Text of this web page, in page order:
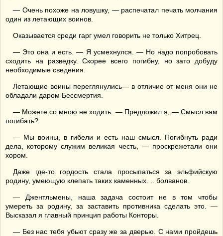
— Очень похоже на ловушку, — распечатал печать молчания
один из летающих воинов.
Оказывается среди гарг умел говорить не только Хитрец.
— Это она и есть. — Я усмехнулся. — Но надо попробовать
сходить на разведку. Скорее всего погибну, но зато добуду
необходимые сведения.
Летающие воины переглянулись— в отличие от меня они не
обладали даром Бессмертия.
— Можете со мною не ходить. — Предложил я, — Смысл вам
погибать?
— Мы воины, в гибели и есть наш смысл. Погибнуть ради
дела, которому служим великая честь, — проскрежетали они
хором.
Даже где-то гордость стала просыпаться за эльфийскую
родину, умеющую клепать таких каменных. .. болванов.
— Джентльмены, наша задача состоит не в том чтобы
умереть за родину, за заставить противника сделать это. —
Высказал я главный принцип работы Конторы.
— Без нас тебя убьют сразу же за дверью. С нами пройдешь